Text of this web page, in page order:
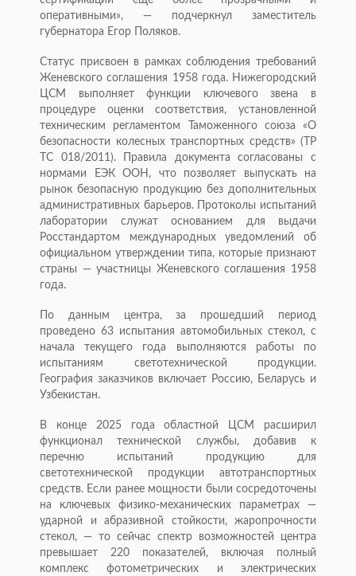
оперативными», — подчеркнул заместитель
губернатора Егор Поляков.
Статус присвоен в рамках соблюдения требований
Женевского соглашения 1958 года. Нижегородский
ЦСМ выполняет функции ключевого звена в
процедуре оценки соответствия, установленной
техническим регламентом Таможенного союза «О
безопасности колесных транспортных средств» (ТР
ТС 018/2011). Правила документа согласованы с
нормами ЕЭК ООН, что позволяет выпускать на
рынок безопасную продукцию без дополнительных
административных барьеров. Протоколы испытаний
лаборатории служат основанием для выдачи
Росстандартом международных уведомлений об
официальном утверждении типа, которые признают
страны — участницы Женевского соглашения 1958
года.
По данным центра, за прошедший период
проведено 63 испытания автомобильных стекол, с
начала текущего года выполняются работы по
испытаниям светотехнической продукции.
География заказчиков включает Россию, Беларусь и
Узбекистан.
В конце 2025 года областной ЦСМ расширил
функционал технической службы, добавив к
перечню испытаний продукцию для
светотехнической продукции автотранспортных
средств. Если ранее мощности были сосредоточены
на ключевых физико-механических параметрах —
ударной и абразивной стойкости, жаропрочности
стекол, — то сейчас спектр возможностей центра
превышает 220 показателей, включая полный
комплекс фотометрических и электрических